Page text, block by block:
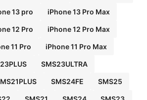
13 pro iPhone 13 Pro Max
12 Pro iPhone 12 Pro Max
11 Pro iPhone 11 Pro Max
SMS23ULTRA
SMS24FE SMS25